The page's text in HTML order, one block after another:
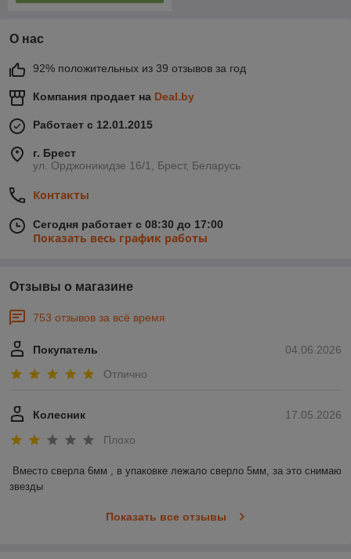
О нас
92% положительных из 39 отзывов за год
Компания продает на Deal.by
Работает с 12.01.2015
г. Брест
ул. Орджоникидзе 16/1, Брест, Беларусь
Контакты
Сегодня работает с 08:30 до 17:00
Показать весь график работы
Отзывы о магазине
753 отзывов за всё время
04.06.2026
Покупатель
Отлично
17.05.2026
Колесник
Плохо
Вместо сверла 6мм , в упаковке лежало сверло 5мм, за это снимаю
звезды
Показать все отзывы